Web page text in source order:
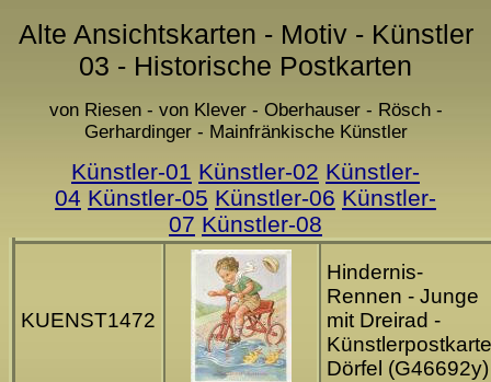
Alte Ansichtskarten - Motiv - Künstler
03 - Historische Postkarten
von Riesen - von Klever - Oberhauser - Rösch -
Gerhardinger - Mainfränkische Künstler
Künstler-01 Künstler-02 Künstler-
04 Künstler-05 Künstler-06 Künstler-
07 Künstler-08
KUENST1472
Hindernis-
Rennen - Junge
mit Dreirad -
Künstlerpostkarte
Dörfel (G46692y)